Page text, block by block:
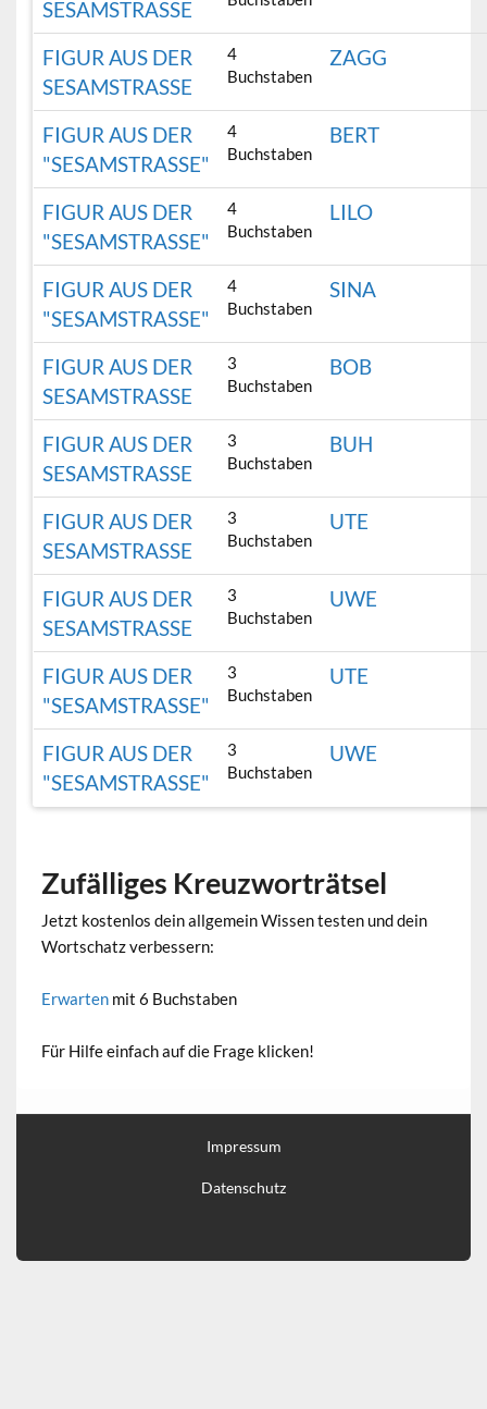
SESAMSTRASSE
FIGUR AUS DER
SESAMSTRASSE
4
Buchstaben
ZAGG
FIGUR AUS DER
"SESAMSTRASSE"
4
Buchstaben
BERT
FIGUR AUS DER
"SESAMSTRASSE"
4
Buchstaben
LILO
FIGUR AUS DER
"SESAMSTRASSE"
4
Buchstaben
SINA
FIGUR AUS DER
SESAMSTRASSE
3
Buchstaben
BOB
FIGUR AUS DER
SESAMSTRASSE
3
Buchstaben
BUH
FIGUR AUS DER
SESAMSTRASSE
3
Buchstaben
UTE
FIGUR AUS DER
SESAMSTRASSE
3
Buchstaben
UWE
FIGUR AUS DER
"SESAMSTRASSE"
3
Buchstaben
UTE
FIGUR AUS DER
"SESAMSTRASSE"
3
Buchstaben
UWE
Zufälliges Kreuzworträtsel
Jetzt kostenlos dein allgemein Wissen testen und dein
Wortschatz verbessern:
Erwarten mit 6 Buchstaben
Für Hilfe einfach auf die Frage klicken!
Impressum
Datenschutz